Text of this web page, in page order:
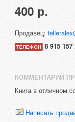
400 р.
Продавец:
ТЕЛЕФОН 8 915 157
КОММЕНТАРИЙ
Книга в отличном
Написать